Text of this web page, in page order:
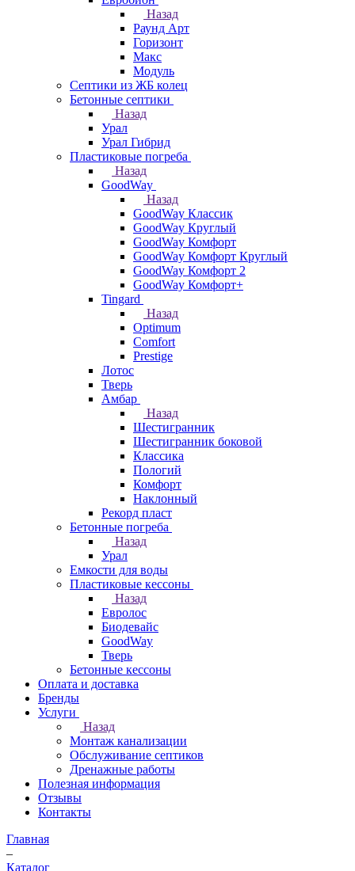
Назад
Раунд Арт
Горизонт
Макс
Модуль
Септики из ЖБ колец
Бетонные септики
Назад
Урал
Урал Гибрид
Пластиковые погреба
Назад
GoodWay
Назад
GoodWay Классик
GoodWay Круглый
GoodWay Комфорт
GoodWay Комфорт Круглый
GoodWay Комфорт 2
GoodWay Комфорт+
Tingard
Назад
Optimum
Comfort
Prestige
Лотос
Тверь
Амбар
Назад
Шестигранник
Шестигранник боковой
Классика
Пологий
Комфорт
Наклонный
Рекорд пласт
Бетонные погреба
Назад
Урал
Емкости для воды
Пластиковые кессоны
Назад
Евролос
Биодевайс
GoodWay
Тверь
Бетонные кессоны
Оплата и доставка
Бренды
Услуги
Назад
Монтаж канализации
Обслуживание септиков
Дренажные работы
Полезная информация
Отзывы
Контакты
Главная
–
Каталог